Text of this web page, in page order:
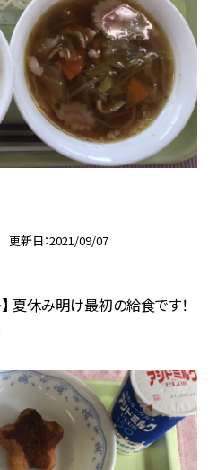
更新日 2021/09/07
】 夏休み明け最初の給食です！